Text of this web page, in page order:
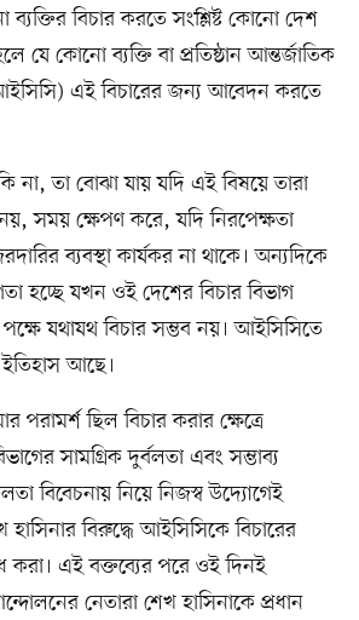
বিচার করতে সংশ্লিষ্ট কোনো দেশ
যে কোনো ব্যক্তি বা প্রতিষ্ঠান আন্তর্জাতিক
এই বিচারের জন্য আবেদন করতে
না, তা বোঝা যায় যদি এই বিষয়ে তারা
সময় ক্ষেপণ করে, যদি নিরপেক্ষতা
ব্যবস্থা কার্যকর না থাকে। অন্যদিকে
হচ্ছে যখন ওই দেশের বিচার বিভাগ
যথাযথ বিচার সম্ভব নয়। আইসিসিতে
আছে।
পরামর্শ ছিল বিচার করার ক্ষেত্রে
সামগ্রিক দুর্বলতা এবং সম্ভাব্য
বিবেচনায় নিয়ে নিজস্ব উদ্যোগেই
হাসিনার বিরুদ্ধে আইসিসিকে বিচারের
করা। এই বক্তব্যের পরে ওই দিনই
নেতারা শেখ হাসিনাকে প্রধান